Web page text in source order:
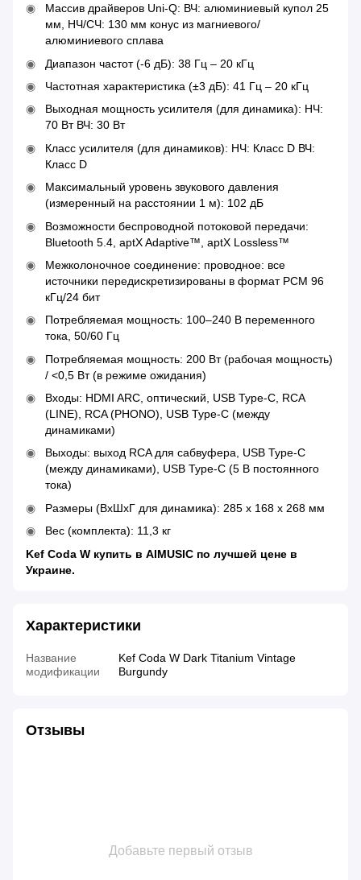
Массив драйверов Uni-Q: ВЧ: алюминиевый купол 25
мм, НЧ/СЧ: 130 мм конус из магниевого/
алюминиевого сплава
Диапазон частот (-6 дБ): 38 Гц – 20 кГц
Частотная характеристика (±3 дБ): 41 Гц – 20 кГц
Выходная мощность усилителя (для динамика): НЧ:
70 Вт ВЧ: 30 Вт
Класс усилителя (для динамиков): НЧ: Класс D ВЧ:
Класс D
Максимальный уровень звукового давления
(измеренный на расстоянии 1 м): 102 дБ
Возможности беспроводной потоковой передачи:
Bluetooth 5.4, aptX Adaptive™, aptX Lossless™
Межколоночное соединение: проводное: все
источники передискретизированы в формат PCM 96
кГц/24 бит
Потребляемая мощность: 100–240 В переменного
тока, 50/60 Гц
Потребляемая мощность: 200 Вт (рабочая мощность)
/ <0,5 Вт (в режиме ожидания)
Входы: HDMI ARC, оптический, USB Type-C, RCA
(LINE), RCA (PHONO), USB Type-C (между
динамиками)
Выходы: выход RCA для сабвуфера, USB Type-C
(между динамиками), USB Type-C (5 В постоянного
тока)
Размеры (ВхШхГ для динамика): 285 x 168 x 268 мм
Вес (комплекта): 11,3 кг
Kef Coda W купить в AIMUSIC по лучшей цене в
Украине.
Характеристики
Название
модификации
Kef Coda W Dark Titanium Vintage
Burgundy
Отзывы
Добавьте первый отзыв